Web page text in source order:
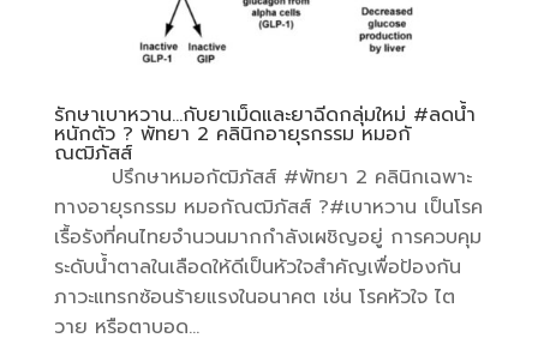
รักษาเบาหวาน…กับยาเม็ดและยาฉีดกลุ่มใหม่ #ลดน้ำ
หนักตัว ? พัทยา 2 คลินิกอายุรกรรม หมอกั
ณฒิภัสส์
ปรึกษาหมอกัฒิภัสส์ #พัทยา 2 คลินิกเฉพาะ
ทางอายุรกรรม หมอกัณฒิภัสส์ ?#เบาหวาน เป็นโรค
เรื้อรังที่คนไทยจำนวนมากกำลังเผชิญอยู่ การควบคุม
ระดับน้ำตาลในเลือดให้ดีเป็นหัวใจสำคัญเพื่อป้องกัน
ภาวะแทรกซ้อนร้ายแรงในอนาคต เช่น โรคหัวใจ ไต
วาย หรือตาบอด...